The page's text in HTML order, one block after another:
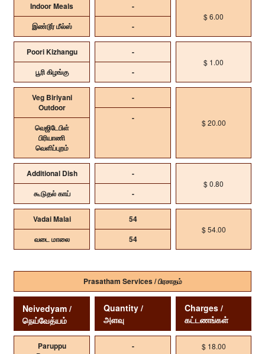
Indoor Meals
இண்டூர் மீல்ஸ்
-
-
$ 6.00
Poori Kizhangu
பூரி கிழங்கு
-
-
$ 1.00
Veg Biriyani
Outdoor
வெஜிடேபிள்
பிரியாணி
வெளிப்புறம்
-
-
$ 20.00
Additional Dish
கூடுதல் காய்
-
-
$ 0.80
Vadai Malai
வடை மாலை
54
54
$ 54.00
Prasatham Services / பிரசாதம்
Neivedyam /
நெய்வேத்யம்
Quantity /
அளவு
Charges /
கட்டணங்கள்
Paruppu
- $ 18.00